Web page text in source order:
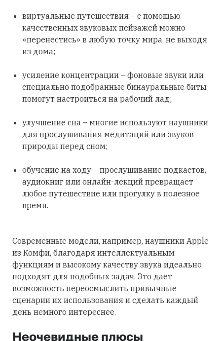
виртуальные путешествия – с помощью
качественных звуковых пейзажей можно
«перенестись» в любую точку мира, не выходя
из дома;
усиление концентрации – фоновые звуки или
специально подобранные бинауральные биты
помогут настроиться на рабочий лад;
улучшение сна – многие используют наушники
для прослушивания медитаций или звуков
природы перед сном;
обучение на ходу – прослушивание подкастов,
аудиокниг или онлайн-лекций превращает
любое путешествие или прогулку в полезное
время.
Современные модели, например, наушники Apple
из Комфи, благодаря интеллектуальным
функциям и высокому качеству звука идеально
подходят для подобных задач. Это дает
возможность переосмыслить привычные
сценарии их использования и сделать каждый
день немного интереснее.